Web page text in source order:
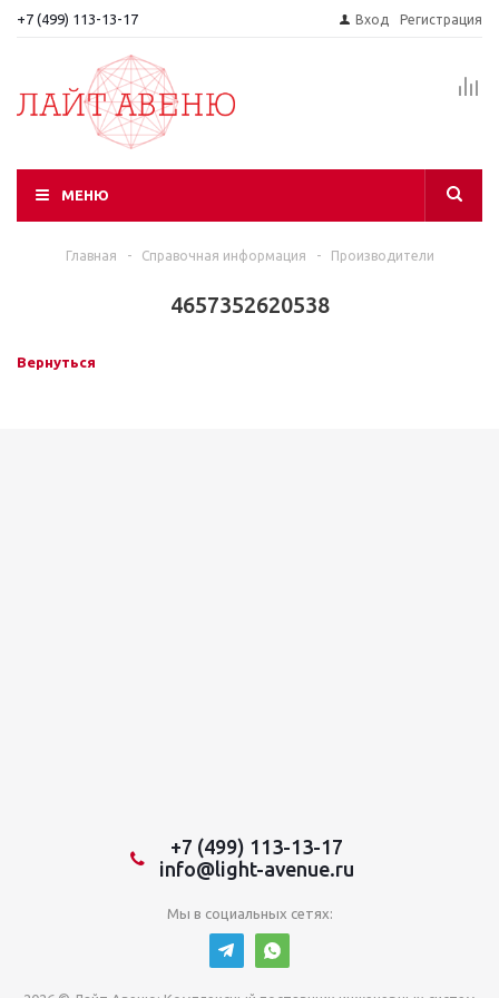
+7 (499) 113-13-17 Вход Регистрация
МЕНЮ
Главная - Справочная информация - Производители
4657352620538
Вернуться
+7 (499) 113-13-17
info@light-avenue.ru
Мы в социальных сетях: